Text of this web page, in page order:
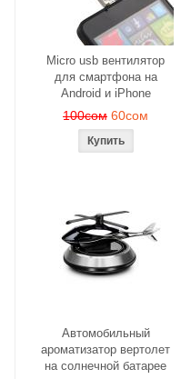
Micro usb вентилятор
для смартфона на
Android и iPhone
100сом 60сом
Автомобильный
ароматизатор вертолет
на солнечной батарее